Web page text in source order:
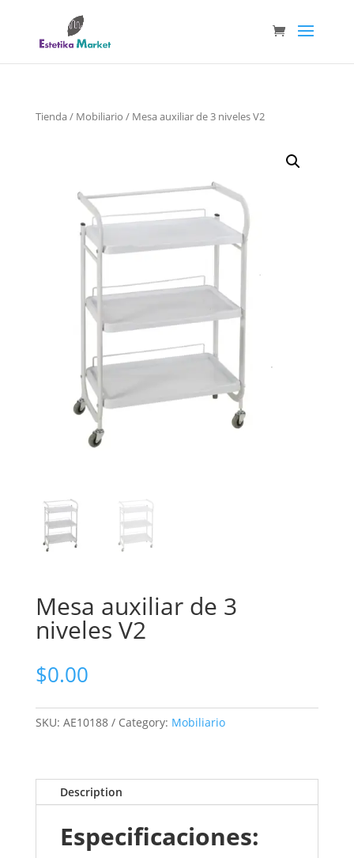
Tienda/ Mobiliario / Mesa auxiliar de 3 niveles V2
Mesa auxiliar de 3
niveles V2
$0.00
SKU: AE10188 Category: Mobiliario
Description
Especificaciones: